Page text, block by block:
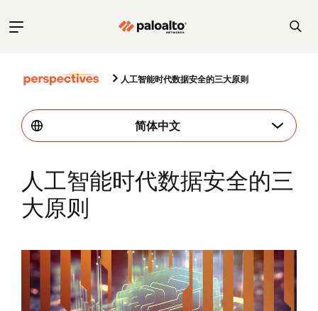
人工智能时代数据安全的三大原则
简体中文
人工智能时代数据安全的三
大原则